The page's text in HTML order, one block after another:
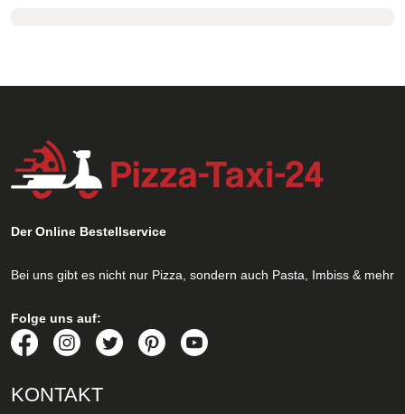
Der Online Bestellservice
Bei uns gibt es nicht nur Pizza, sondern auch Pasta, Imbiss & mehr
Folge uns auf:
KONTAKT